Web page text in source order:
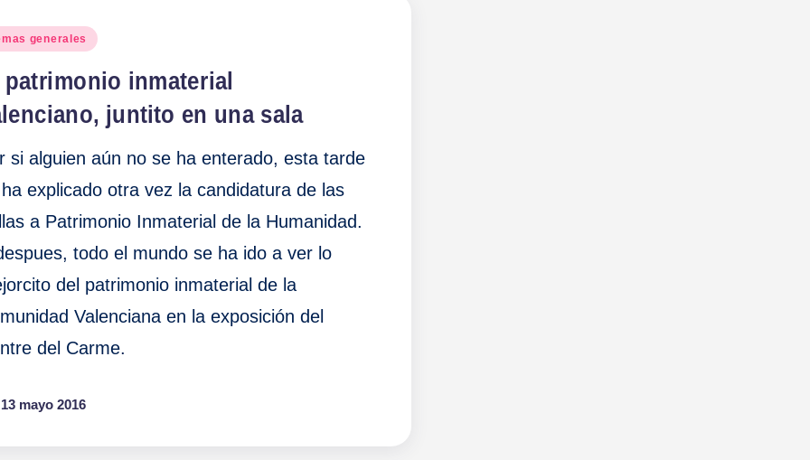
generales
patrimonio inmaterial
juntito en una sala
si alguien aún no se ha enterado, esta tarde
explicado otra vez la candidatura de las
a Patrimonio Inmaterial de la Humanidad.
todo el mundo se ha ido a ver lo
del patrimonio inmaterial de la
Valenciana en la exposición del
del Carme.
13 mayo 2016